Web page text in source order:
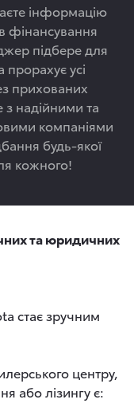
інформацію
фінансування
підбере для
усі
прихованих
надійними та
компаніями
будь-якої
кожного!
та юридичних
стає зручним
центру,
або лізингу є: